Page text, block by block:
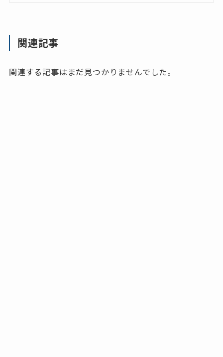
関連記事
関連する記事はまだ見つかりませんでした。